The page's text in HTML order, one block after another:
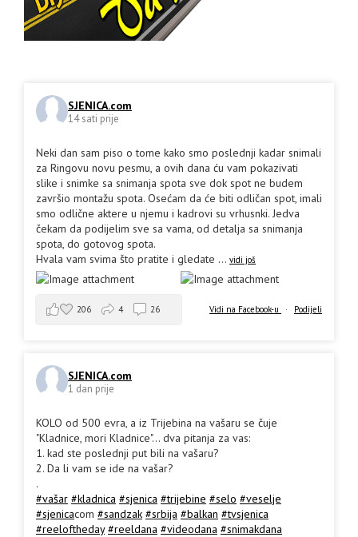
SJENICA.com
14 sati prije
Neki dan sam piso o tome kako smo poslednji kadar snimali
za Ringovu novu pesmu, a ovih dana ću vam pokazivati
slike i snimke sa snimanja spota sve dok spot ne budem
završio montažu spota. Osećam da će biti odličan spot, imali
smo odlične aktere u njemu i kadrovi su vrhusnki. Jedva
čekam da podijelim sve sa vama, od detalja sa snimanja
spota, do gotovog spota.
Hvala vam svima što pratite i gledate ... vidi još
Vidi na Facebook-u · Podijeli
206 4 26
SJENICA.com
1 dan prije
KOLO od 500 evra, a iz Trijebina na vašaru se čuje
"Kladnice, mori Kladnice"... dva pitanja za vas:
1. kad ste poslednji put bili na vašaru?
2. Da li vam se ide na vašar?
.
#vašar #kladnica #sjenica #trijebine #selo #veselje
#sjenicacom #sandzak #srbija #balkan #tvsjenica
#reeloftheday #reeldana #videodana #snimakdana